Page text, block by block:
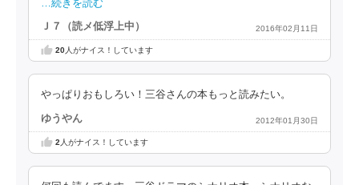
…続きを読む
Ｊ７（読メ低浮上中） 2016年02月11日
20人がナイス！しています
やっぱりおもしろい！三谷さんの本もっと読みたい。
ゆうやん 2012年01月30日
2 人がナイス！しています